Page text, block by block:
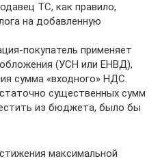
ТС, как правило,
на добавленную
покупатель применяет
(УСН или ЕНВД),
сумма «входного» НДС.
существенных сумм
из бюджета, было бы
максимальной